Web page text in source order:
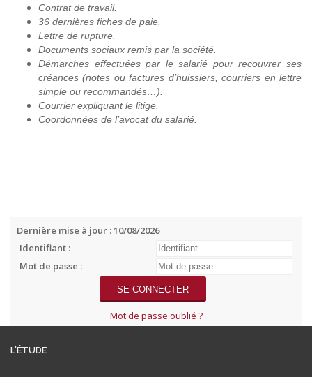
Contrat de travail.
36 dernières fiches de paie.
Lettre de rupture.
Documents sociaux remis par la société.
Démarches effectuées par le salarié pour recouvrer ses
créances (notes ou factures d’huissiers, courriers en lettre
simple ou recommandés…).
Courrier expliquant le litige.
Coordonnées de l’avocat du salarié.
Dernière mise à jour : 10/08/2026
Identifiant :
Mot de passe :
Mot de passe oublié ?
L'ÉTUDE